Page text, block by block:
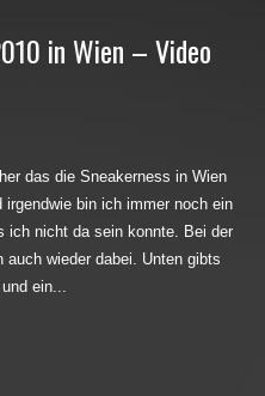
in Wien – Video
das die Sneakerness in Wien
irgendwie bin ich immer noch ein
ich nicht da sein konnte. Bei der
auch wieder dabei. Unten gibts
ein...